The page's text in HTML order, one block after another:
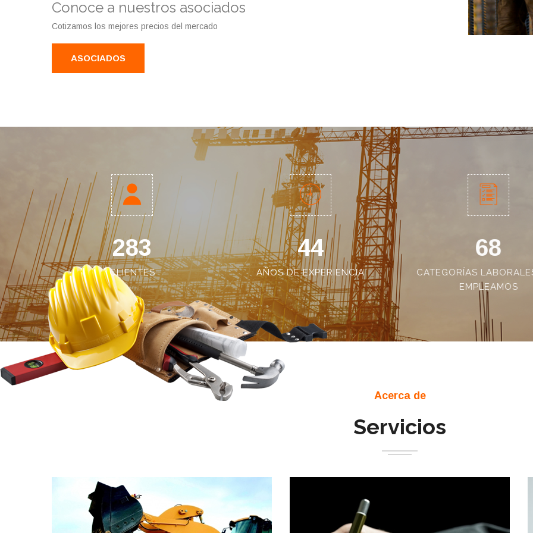
Conoce a nuestros asociados
Cotizamos los mejores precios del mercado
ASOCIADOS
537
CLIENTES
60
AÑOS DE EXPERIENCIA
82
CATEGORÍAS
EMPLEAMOS
Acerca de
Servicios
LEER MÁS
Se elabora de acuerdo a las obras que están
LEER MÁS